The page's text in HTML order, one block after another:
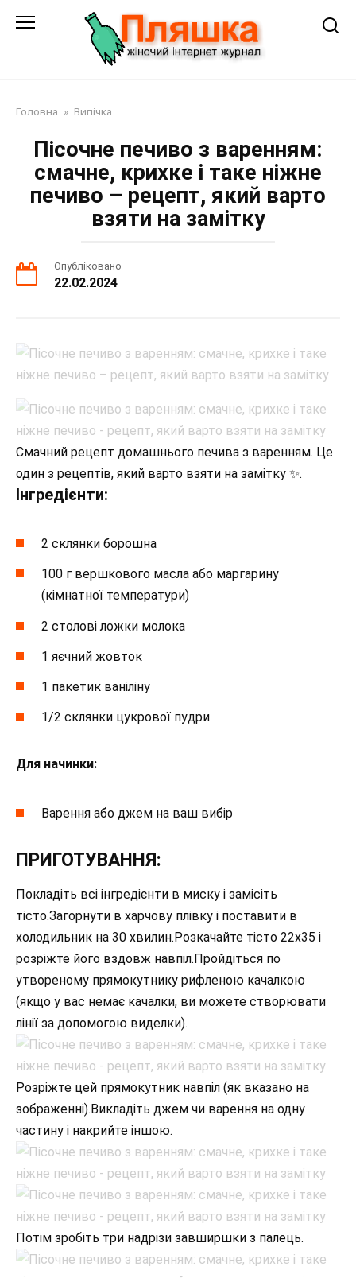
Головна » Випічка
Пісочне печиво з варенням:
смачне, крихке і таке ніжне
печиво – рецепт, який варто
взяти на замітку
Опубліковано
22.02.2024
Смачний рецепт домашнього печива з варенням. Це
один з рецептів, який варто взяти на замітку ✨.
Інгредієнти:
2 склянки борошна
100 г вершкового масла або маргарину
(кімнатної температури)
2 столові ложки молока
1 яєчний жовток
1 пакетик ваніліну
1/2 склянки цукрової пудри
Для начинки:
Варення або джем на ваш вибір
ПРИГОТУВАННЯ:
Покладіть всі інгредієнти в миску і замісіть
тісто.Загорнути в харчову плівку і поставити в
холодильник на 30 хвилин.Розкачайте тісто 22х35 і
розріжте його вздовж навпіл.Пройдіться по
утвореному прямокутнику рифленою качалкою
(якщо у вас немає качалки, ви можете створювати
лінії за допомогою виделки).
Розріжте цей прямокутник навпіл (як вказано на
зображенні).Викладіть джем чи варення на одну
частину і накрийте іншою.
Потім зробіть три надрізи завширшки з палець.